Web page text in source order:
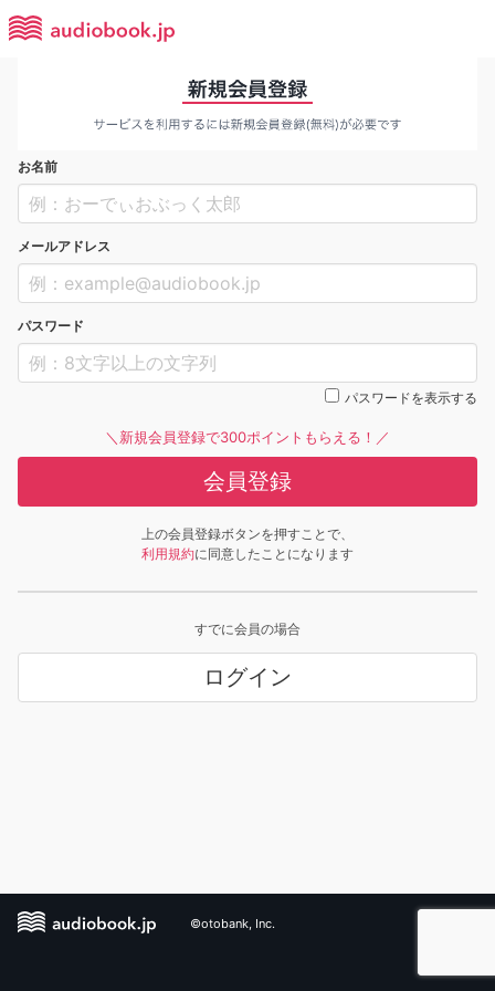
お名前
メールアドレス
パスワード
パスワードを表示する
＼新規会員登録で300ポイントもらえる！／
会員登録
上の会員登録ボタンを押すことで、
利用規約に同意したことになります
すでに会員の場合
ログイン
©otobank, Inc.